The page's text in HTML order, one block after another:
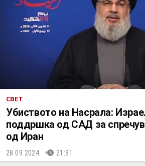
СВЕТ
Убиството на Насрала:
поддршка од САД за
од Иран
28.09.2024. 21:31